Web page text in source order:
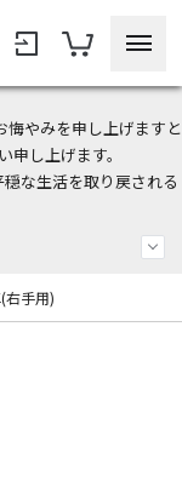
悔やみを申し上げますと
し上げます。
な生活を取り戻される
ント！
右手用)